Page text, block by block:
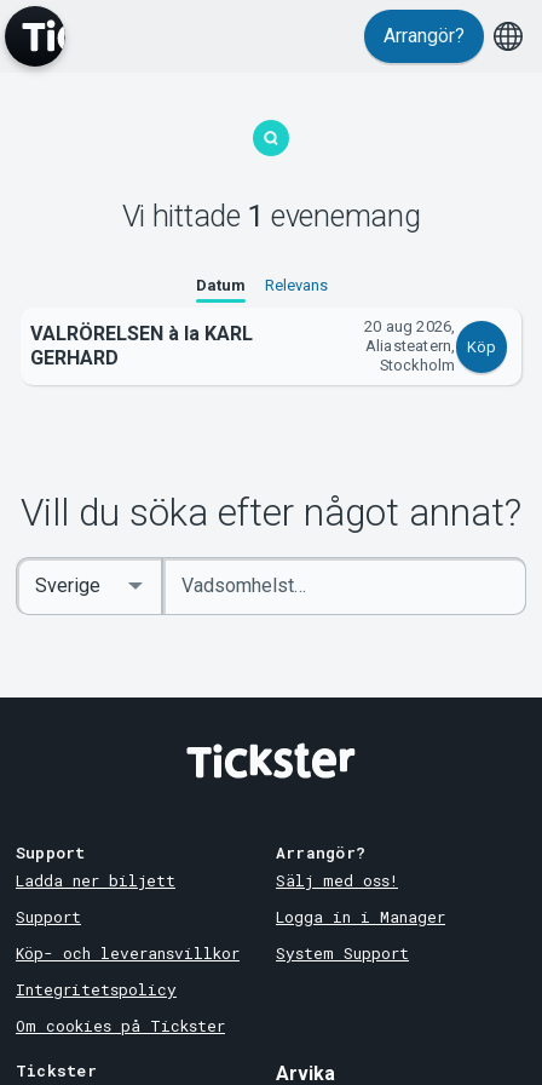
Arrangör?
Vi hittade 1 evenemang
Datum Relevans
VALRÖRELSEN à la KARL
GERHARD
20 aug 2026,
Aliasteatern,
Stockholm
Köp
Vill du söka efter något annat?
Ange
sökord
Select
Country
Support
Ladda ner biljett
Support
Köp- och leveransvillkor
Integritetspolicy
Om cookies på Tickster
Arrangör?
Sälj med oss!
Logga in i Manager
System Support
Tickster Arvika